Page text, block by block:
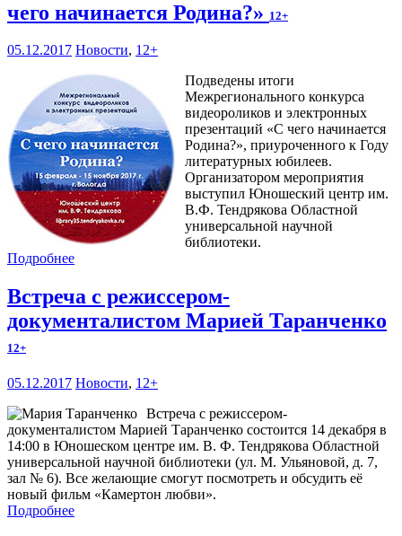
чего начинается Родина?» 12+
05.12.2017 Новости, 12+
Подведены итоги
Межрегионального конкурса
видеороликов и электронных
презентаций «С чего начинается
Родина?», приуроченного к Году
литературных юбилеев.
Организатором мероприятия
выступил Юношеский центр им.
В.Ф. Тендрякова Областной
универсальной научной
библиотеки.
Подробнее
Встреча с режиссером-
документалистом Марией Таранченко
12+
05.12.2017 Новости, 12+
Встреча с режиссером-
документалистом Марией Таранченко состоится 14 декабря в
14:00 в Юношеском центре им. В. Ф. Тендрякова Областной
универсальной научной библиотеки (ул. М. Ульяновой, д. 7,
зал № 6). Все желающие смогут посмотреть и обсудить её
новый фильм «Камертон любви».
Подробнее